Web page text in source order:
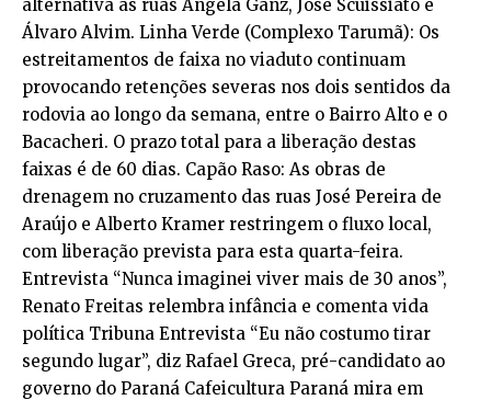
alternativa as ruas Angela Ganz, José Scuissiato e
Álvaro Alvim. Linha Verde (Complexo Tarumã): Os
estreitamentos de faixa no viaduto continuam
provocando retenções severas nos dois sentidos da
rodovia ao longo da semana, entre o Bairro Alto e o
Bacacheri. O prazo total para a liberação destas
faixas é de 60 dias. Capão Raso: As obras de
drenagem no cruzamento das ruas José Pereira de
Araújo e Alberto Kramer restringem o fluxo local,
com liberação prevista para esta quarta-feira.
Entrevista “Nunca imaginei viver mais de 30 anos”,
Renato Freitas relembra infância e comenta vida
política Tribuna Entrevista “Eu não costumo tirar
segundo lugar”, diz Rafael Greca, pré-candidato ao
governo do Paraná Cafeicultura Paraná mira em